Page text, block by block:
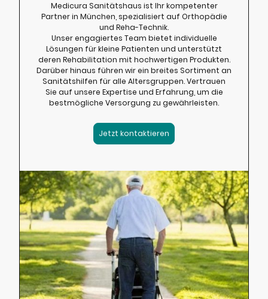
Medicura Sanitätshaus ist Ihr kompetenter
Partner in München, spezialisiert auf Orthopädie
und Reha-Technik.
Unser engagiertes Team bietet individuelle
Lösungen für kleine Patienten und unterstützt
deren Rehabilitation mit hochwertigen Produkten.
Darüber hinaus führen wir ein breites Sortiment an
Sanitätshilfen für alle Altersgruppen. Vertrauen
Sie auf unsere Expertise und Erfahrung, um die
bestmögliche Versorgung zu gewährleisten.
Jetzt kontaktieren